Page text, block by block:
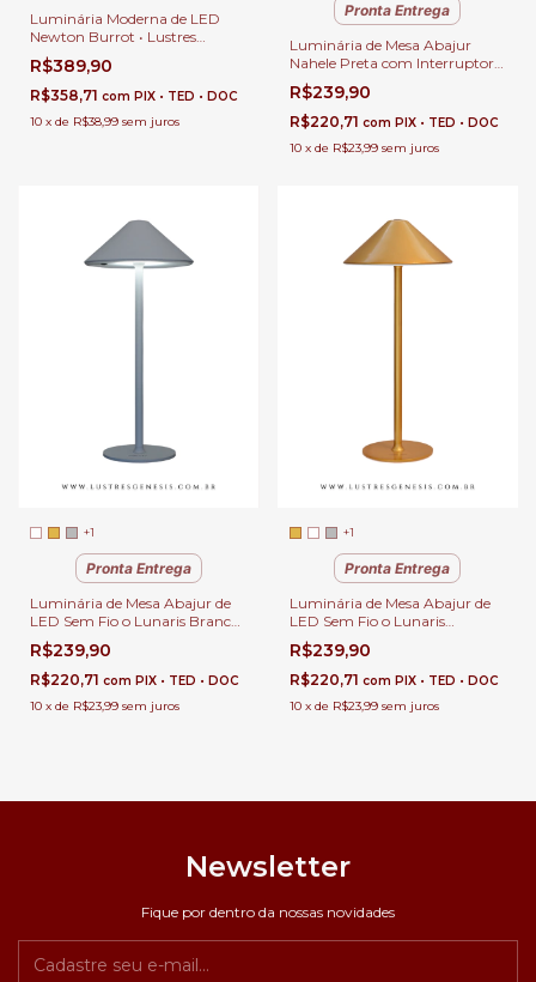
Luminária Moderna de LED
Newton Burrot • Lustres
Gênesis
R$389,90
R$358,71 com PIX • TED • DOC
10 x de R$38,99 sem juros
Pronta Entrega
Luminária de Mesa Abajur
Nahele Preta com Interruptor
Para Leitura, Quartos,
Escritório e Escrivaninhas
R$239,90
R$220,71 com PIX • TED • DOC
10 x de R$23,99 sem juros
+1
Pronta Entrega
Luminária de Mesa Abajur de
LED Sem Fio o Lunaris Branco
Duas Iluminação Para Leitura,
Quartos, Escritório e
Escrivaninhas - Sindora •
DCT02517
R$239,90
R$220,71 com PIX • TED • DOC
10 x de R$23,99 sem juros
+1
Pronta Entrega
Luminária de Mesa Abajur de
LED Sem Fio o Lunaris
Dourado Três Iluminação Para
Leitura, Quartos, Escritório e
Escrivaninhas - Sindora •
DCT02516
R$239,90
R$220,71 com PIX • TED • DOC
10 x de R$23,99 sem juros
Newsletter
Fique por dentro da nossas novidades